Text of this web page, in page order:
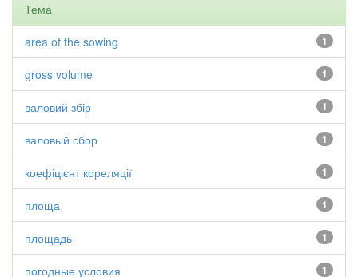
Тема
1
area of the sowing
1
gross volume
1
валовий збір
1
валовый сбор
1
коефіцієнт кореляції
1
площа
1
площадь
1
погодные условия